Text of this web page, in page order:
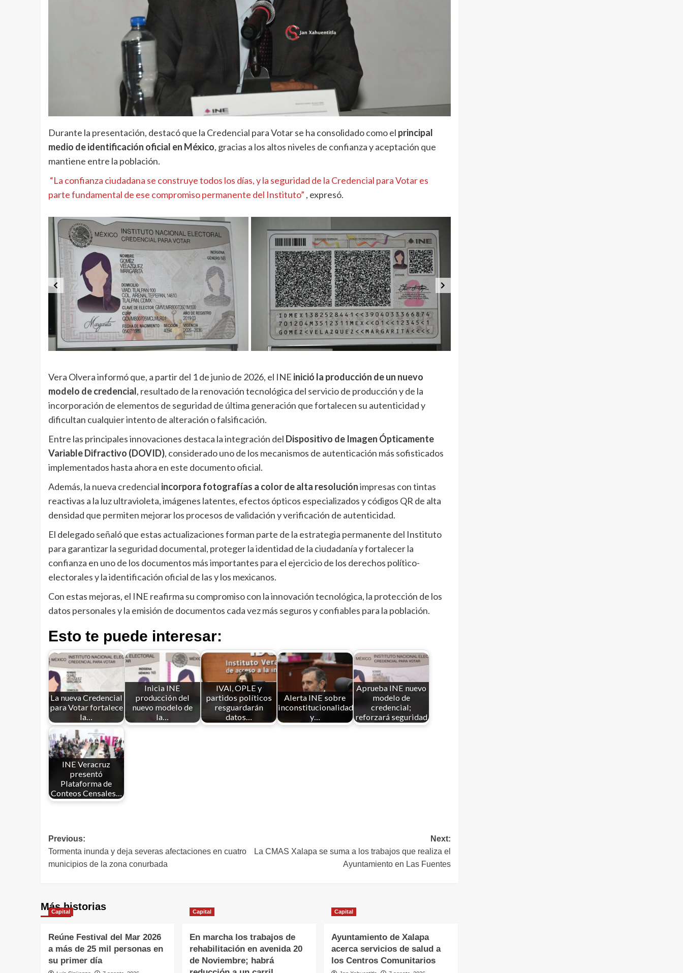
Durante la presentación, destacó que la Credencial para Votar se ha consolidado como el principal
medio de identificación oficial en México, gracias a los altos niveles de confianza y aceptación que
mantiene entre la población.
“La confianza ciudadana se construye todos los días, y la seguridad de la Credencial para Votar es
parte fundamental de ese compromiso permanente del Instituto” , expresó.
Vera Olvera informó que, a partir del 1 de junio de 2026, el INE inició la producción de un nuevo
modelo de credencial, resultado de la renovación tecnológica del servicio de producción y de la
incorporación de elementos de seguridad de última generación que fortalecen su autenticidad y
dificultan cualquier intento de alteración o falsificación.
Entre las principales innovaciones destaca la integración del Dispositivo de Imagen Ópticamente
Variable Difractivo (DOVID), considerado uno de los mecanismos de autenticación más sofisticados
implementados hasta ahora en este documento oficial.
Además, la nueva credencial incorpora fotografías a color de alta resoluciónimpresas con tintas
reactivas a la luz ultravioleta, imágenes latentes, efectos ópticos especializados y códigos QR de alta
densidad que permiten mejorar los procesos de validación y verificación de autenticidad.
El delegado señaló que estas actualizaciones forman parte de la estrategia permanente del Instituto
para garantizar la seguridad documental, proteger la identidad de la ciudadanía y fortalecer la
confianza en uno de los documentos más importantes para el ejercicio de los derechos político-
electorales y la identificación oficial de las y los mexicanos.
Con estas mejoras, el INE reafirma su compromiso con la innovación tecnológica, la protección de los
datos personales y la emisión de documentos cada vez más seguros y confiables para la población.
Esto te puede interesar:
La nueva Credencial
para Votar fortalece
la…
Inicia INE
producción del
nuevo modelo de
la…
IVAI, OPLE y
partidos políticos
resguardarán
datos…
Alerta INE sobre
inconstitucionalidades
y…
Aprueba INE nuevo
modelo de
credencial;
reforzará seguridad
INE Veracruz
presentó
Plataforma de
Conteos Censales…
Previous:
Tormenta inunda y deja severas afectaciones en cuatro
municipios de la zona conurbada
Next:
La CMAS Xalapa se suma a los trabajos que realiza el
Ayuntamiento en Las Fuentes
Más historias
Capital
Reúne Festival del Mar 2026
a más de 25 mil personas en
su primer día
Capital
En marcha los trabajos de
rehabilitación en avenida 20
de Noviembre; habrá
Capital
Ayuntamiento de Xalapa
acerca servicios de salud a
los Centros Comunitarios